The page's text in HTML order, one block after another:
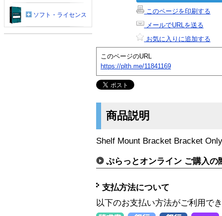
このページを印刷する
メールでURLを送る
お気に入りに追加する
このページのURL
https://plth.me/11841169
商品説明
Shelf Mount Bracket Bracket Only
ぷらっとオンライン ご購入の
支払方法について
以下のお支払い方法がご利用で
ソフト・ライセンス